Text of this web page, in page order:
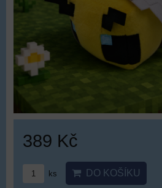
389 Kč
ks DO KOŠÍKU